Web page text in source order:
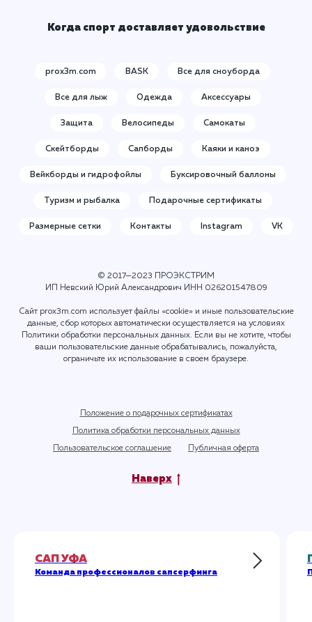
Когда спорт доставляет удовольствие
prox3m.com BASK Все для сноуборда
Все для лыж Одежда Аксессуары
Защита Велосипеды Самокаты
Скейтборды Сапборды Каяки и каноэ
Вейкборды и гидрофойлы Буксировочный баллоны
Туризм и рыбалка Подарочные сертификаты
Размерные сетки Контакты Instagram VK
© 2017—2023 ПРОЭКСТРИМ
ИП Невский Юрий Александрович ИНН 026201547809
Сайт prox3m.com использует файлы «cookie» и иные пользовательские
данные, сбор которых автоматически осуществляется на условиях
Политики обработки персональных данных. Если вы не хотите, чтобы
ваши пользовательские данные обрабатывались, пожалуйста,
ограничьте их использование в своем браузере.
Положение о подарочных сертификатах
Политика обработки персональных данных
Пользовательское соглашение Публичная оферта
Наверх
САП УФА
Команда профессионалов сапсерфинга